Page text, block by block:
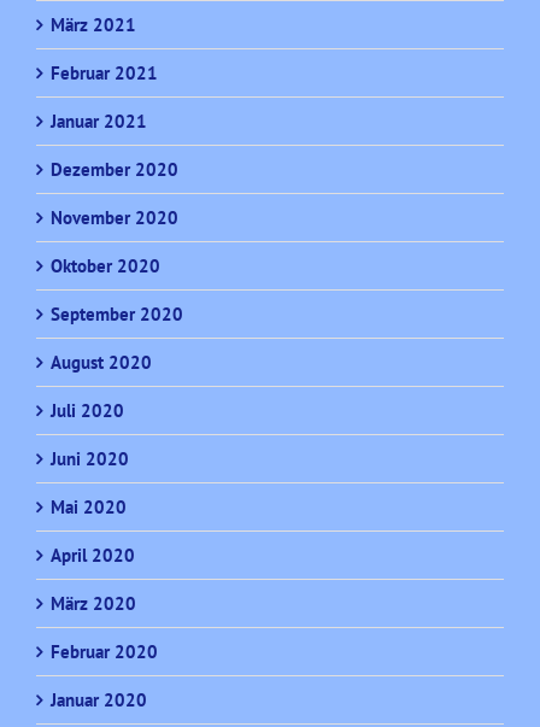
März 2021
Februar 2021
Januar 2021
Dezember 2020
November 2020
Oktober 2020
September 2020
August 2020
Juli 2020
Juni 2020
Mai 2020
April 2020
März 2020
Februar 2020
Januar 2020